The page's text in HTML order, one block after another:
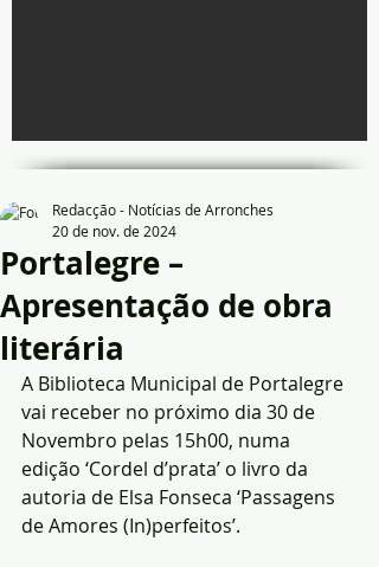
Portalegre –
Apresentação de obra
literária
Redacção - Notícias de Arronches
20 de nov. de 2024
A Biblioteca Municipal de Portalegre
vai receber no próximo dia 30 de
Novembro pelas 15h00, numa
edição ‘Cordel d’prata’ o livro da
autoria de Elsa Fonseca ‘Passagens
de Amores (In)perfeitos’.